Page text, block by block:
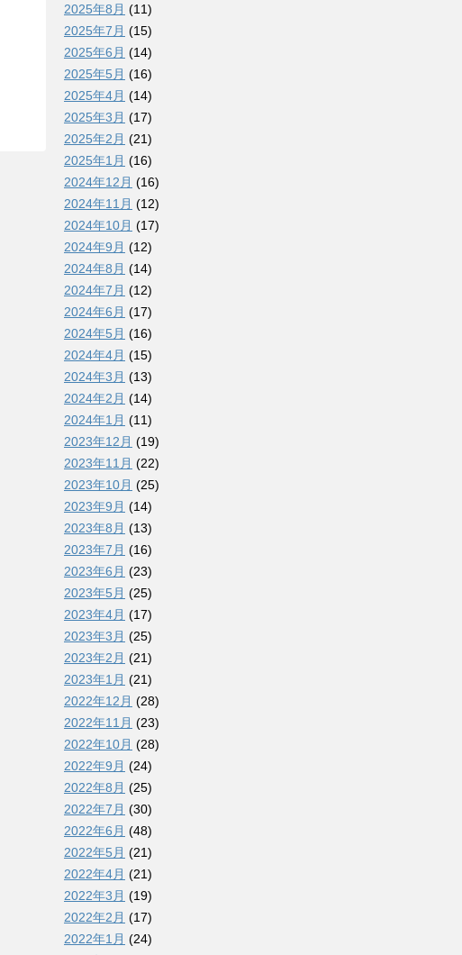
2025年8月 (11)
2025年7月 (15)
2025年6月 (14)
2025年5月 (16)
2025年4月 (14)
2025年3月 (17)
2025年2月 (21)
2025年1月 (16)
2024年12月 (16)
2024年11月 (12)
2024年10月 (17)
2024年9月 (12)
2024年8月 (14)
2024年7月 (12)
2024年6月 (17)
2024年5月 (16)
2024年4月 (15)
2024年3月 (13)
2024年2月 (14)
2024年1月 (11)
2023年12月 (19)
2023年11月 (22)
2023年10月 (25)
2023年9月 (14)
2023年8月 (13)
2023年7月 (16)
2023年6月 (23)
2023年5月 (25)
2023年4月 (17)
2023年3月 (25)
2023年2月 (21)
2023年1月 (21)
2022年12月 (28)
2022年11月 (23)
2022年10月 (28)
2022年9月 (24)
2022年8月 (25)
2022年7月 (30)
2022年6月 (48)
2022年5月 (21)
2022年4月 (21)
2022年3月 (19)
2022年2月 (17)
2022年1月 (24)